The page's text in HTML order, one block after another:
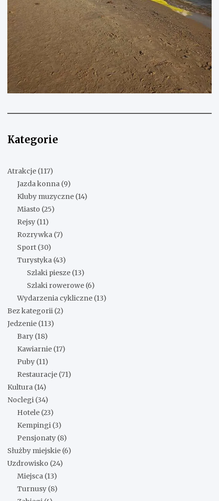
Kategorie
Atrakcje (117)
Jazda konna (9)
Kluby muzyczne (14)
Miasto (25)
Rejsy (11)
Rozrywka (7)
Sport (30)
Turystyka (43)
Szlaki piesze (13)
Szlaki rowerowe (6)
Wydarzenia cykliczne (13)
Bez kategorii (2)
Jedzenie (113)
Bary (18)
Kawiarnie (17)
Puby (11)
Restauracje (71)
Kultura (14)
Noclegi (34)
Hotele (23)
Kempingi (3)
Pensjonaty (8)
Służby miejskie (6)
Uzdrowisko (24)
Miejsca (13)
Turnusy (8)